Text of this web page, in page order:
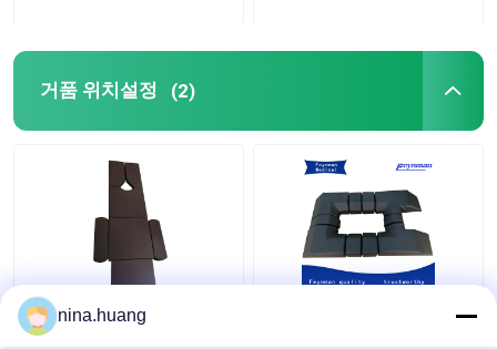
거품 위치설정 (2)
수술대 쿠션 외과수술상
의 테이블 패드를 배치
수술대에 대해 폴리머겔
nina.huang